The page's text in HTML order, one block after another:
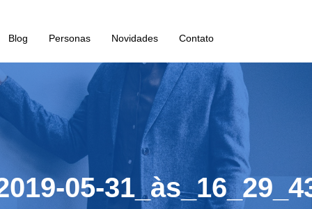
Blog Personas Novidades Contato
05-